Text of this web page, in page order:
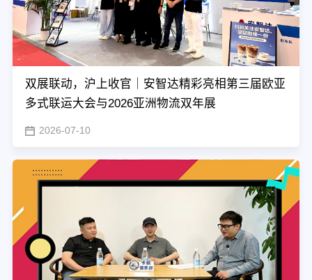
双展联动，沪上收官｜安智达精彩亮相第三届欧亚
多式联运大会与2026亚洲物流双年展
2026-07-10